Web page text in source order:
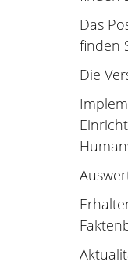
Das
finden
Die